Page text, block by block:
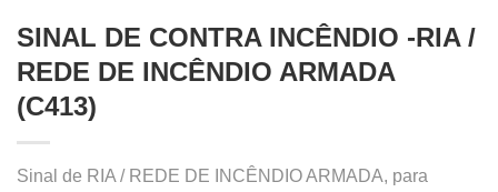
SINAL DE CONTRA INCÊNDIO -RIA /
REDE DE INCÊNDIO ARMADA
(C413)
Sinal de RIA / REDE DE INCÊNDIO ARMADA, para